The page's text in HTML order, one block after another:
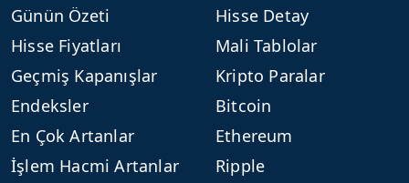
Günün Özeti
Hisse Fiyatları
Geçmiş Kapanışlar
Endeksler
En Çok Artanlar
İşlem Hacmi Artanlar
Hisse Detay
Mali Tablolar
Kripto Paralar
Bitcoin
Ethereum
Ripple